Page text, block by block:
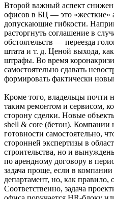
Второй важный аспект
офисов в БЦ — это «жесткие»
допускающие гибкости.
расторгнуть соглашение в
обстоятельств — переезда
штата и т. д. Ценой выхода,
штрафы. Во время
самостоятельно сдавать
формировать фактически
Кроме того, владельцы почти
таким ремонтом и сервисом,
сторону сделки. Новые
shell & core (бетон). Компании
готовности самостоятельно,
сторонней экспертизы в
строительства, но и
по арендному договору в
задача проще, если в
департамент, но, как правило,
Соответственно, задача